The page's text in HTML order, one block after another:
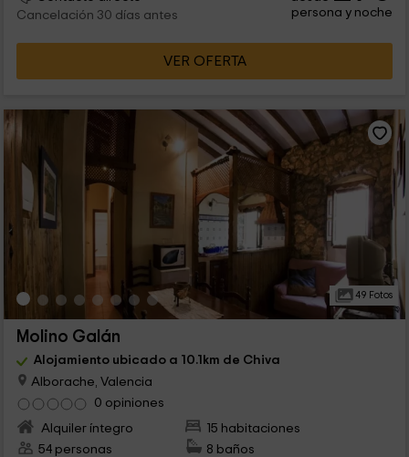
Cancelación 30 días antes
persona y noche
VER OFERTA
49 Fotos
Molino Galán
Alojamiento ubicado a 10.1km de Chiva
Alborache, Valencia
0 opiniones
Alquiler íntegro
15 habitaciones
54 personas
8 baños